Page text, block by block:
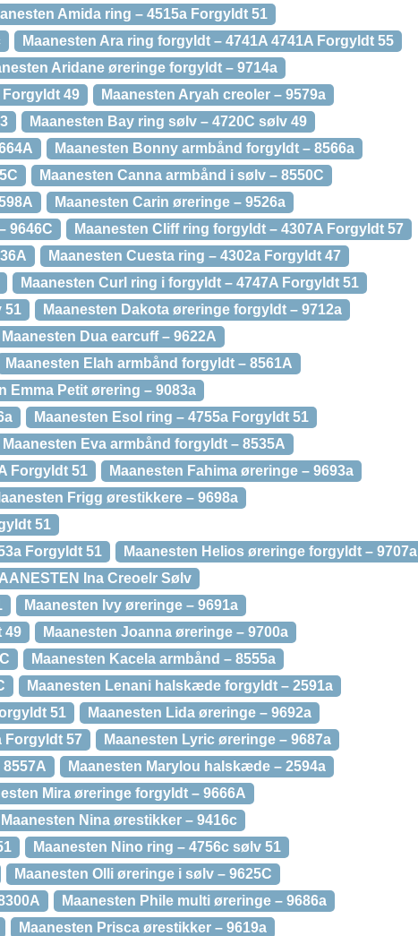
Amida ring – 4515a Forgyldt 51
Maanesten Ara ring forgyldt – 4741A 4741A Forgyldt 55
Aridane øreringe forgyldt – 9714a
Forgyldt 49
Maanesten Aryah creoler – 9579a
Maanesten Bay ring sølv – 4720C sølv 49
Maanesten Bonny armbånd forgyldt – 8566a
Maanesten Canna armbånd i sølv – 8550C
Maanesten Carin øreringe – 9526a
9646C
Maanesten Cliff ring forgyldt – 4307A Forgyldt 57
Maanesten Cuesta ring – 4302a Forgyldt 47
Maanesten Curl ring i forgyldt – 4747A Forgyldt 51
51
Maanesten Dakota øreringe forgyldt – 9712a
Maanesten Dua earcuff – 9622A
Maanesten Elah armbånd forgyldt – 8561A
Emma Petit ørering – 9083a
Maanesten Esol ring – 4755a Forgyldt 51
Maanesten Eva armbånd forgyldt – 8535A
Forgyldt 51
Maanesten Fahima øreringe – 9693a
Frigg ørestikkere – 9698a
51
Forgyldt 51
Maanesten Helios øreringe forgyldt – 9707a
Ina Creoelr Sølv
Maanesten Ivy øreringe – 9691a
49
Maanesten Joanna øreringe – 9700a
Maanesten Kacela armbånd – 8555a
Maanesten Lenani halskæde forgyldt – 2591a
51
Maanesten Lida øreringe – 9692a
Forgyldt 57
Maanesten Lyric øreringe – 9687a
Maanesten Marylou halskæde – 2594a
Mira øreringe forgyldt – 9666A
Maanesten Nina ørestikker – 9416c
Maanesten Nino ring – 4756c sølv 51
Maanesten Olli øreringe i sølv – 9625C
Maanesten Phile multi øreringe – 9686a
Maanesten Prisca ørestikker – 9619a